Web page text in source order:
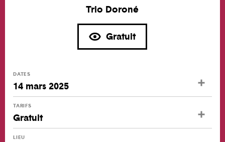
Trio Doroné
Gratuit
DATES
14 mars 2025
TARIFS
Gratuit
LIEU